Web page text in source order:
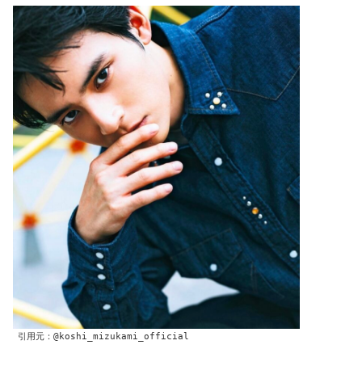
引用元：@koshi_mizukami_official